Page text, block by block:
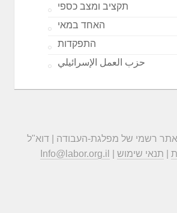
תקציב ומצב כספי
האחד במאי
התפקדות
حزب العمل الإسرائيلي
אתר רשמי של מפלגת-העבודה | דוא"ל
Info@labor.org.il
תנאי שימוש